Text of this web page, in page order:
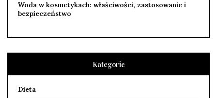
Woda w kosmetykach: właściwości, zastosowanie i
bezpieczeństwo
Kategorie
Dieta